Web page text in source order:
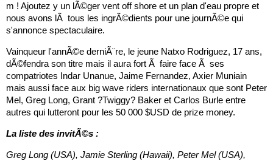
m ! Ajoutez y un lÃ©ger vent off shore et un plan d'eau propre et
nous avons lÃ tous les ingrÃ©dients pour une journÃ©e qui
s'annonce spectaculaire.
Vainqueur l'annÃ©e derniÃ¨re, le jeune Natxo Rodriguez, 17 ans,
dÃ©fendra son titre mais il aura fort Ã faire face Ã ses
compatriotes Indar Unanue, Jaime Fernandez, Axier Muniain
mais aussi face aux big wave riders internationaux que sont Peter
Mel, Greg Long, Grant ?Twiggy? Baker et Carlos Burle entre
autres qui lutteront pour les 50 000 $USD de prize money.
La liste des invitÃ©s :
Greg Long (USA), Jamie Sterling (Hawaii), Peter Mel (USA),